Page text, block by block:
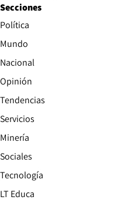
Secciones
Política
Mundo
Nacional
Opinión
Tendencias
Servicios
Minería
Sociales
Tecnología
LT Educa